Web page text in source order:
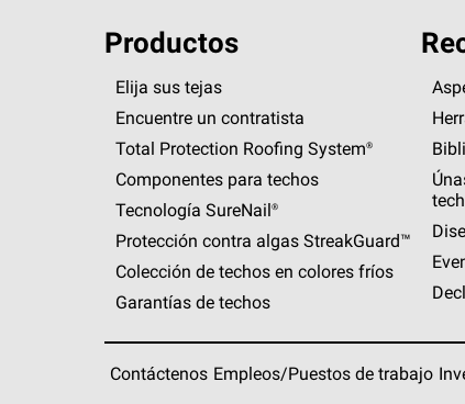
Productos
Elija sus tejas
Encuentre un contratista
Total Protection Roofing System®
Componentes para techos
Tecnología SureNail®
Protección contra algas StreakGuard™
Colección de techos en colores fríos
Garantías de techos
Contáctenos Empleos/Puestos de trabajo